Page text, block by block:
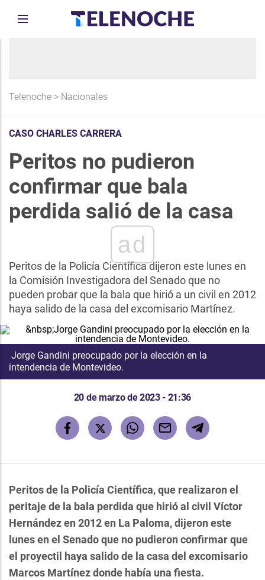
Telenoche > Nacionales
CASO CHARLES CARRERA
Peritos no pudieron
confirmar que bala
perdida salió de la casa
ad
Peritos de la Policía Científica dijeron este lunes en
la Comisión Investigadora del Senado que no
pueden probar que la bala que hirió a un civil en 2012
haya salido de la casa del excomisario Martínez.
Jorge Gandini preocupado por la elección en la
intendencia de Montevideo.
20 de marzo de 2023 - 21:36
Peritos de la Policía Científica, que realizaron el
peritaje de la bala perdida que hirió al civil Víctor
Hernández en 2012 en La Paloma, dijeron este
lunes en el Senado que no pudieron confirmar que
el proyectil haya salido de la casa del excomisario
Marcos Martínez donde había una fiesta.